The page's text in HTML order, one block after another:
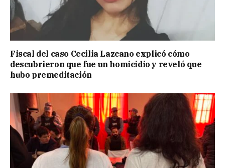
Fiscal del caso Cecilia Lazcano explicó cómo
descubrieron que fue un homicidio y reveló que
hubo premeditación